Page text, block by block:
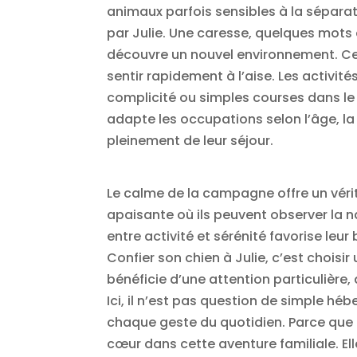
animaux parfois sensibles à la
par Julie. Une caresse, quelques
découvre un nouvel environnement.
sentir rapidement à l’aise. Les
complicité ou simples courses dans
adapte les occupations selon l’âge,
pleinement de leur séjour.
Le calme de la campagne offre un
apaisante où ils peuvent observer la
entre activité et sérénité favorise leur
Confier son chien à Julie, c’est
bénéficie d’une attention
Ici, il n’est pas question de simple
chaque geste du quotidien. Parce
cœur dans cette aventure familiale.